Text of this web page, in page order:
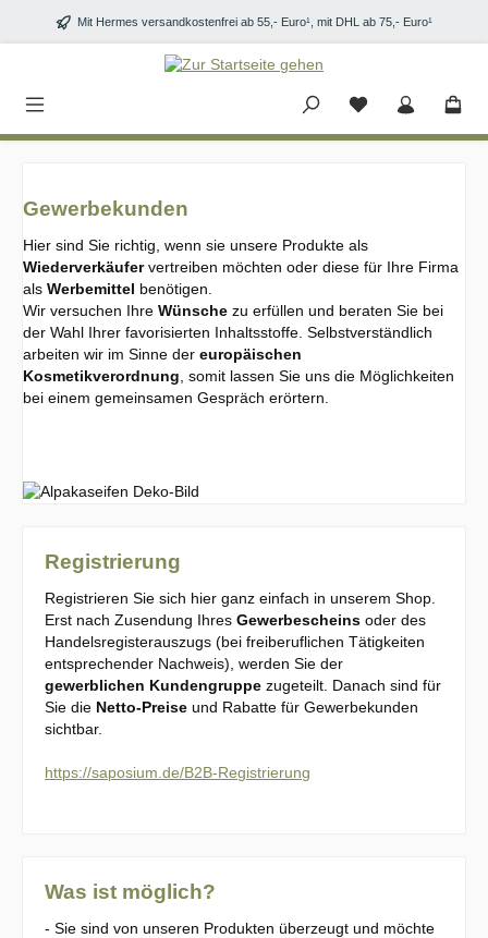
Zum Hauptinhalt springen
Mit Hermes versandkostenfrei ab 55,- Euro¹, mit DHL ab 75,- Euro¹
Gewerbekunden
Hier sind Sie richtig, wenn sie unsere Produkte als
Wiederverkäufervertreiben möchten oder diese für Ihre Firma
als Werbemittel
benötigen.
Wir versuchen Ihre Wünsche zu erfüllen und beraten Sie bei
der Wahl Ihrer favorisierten Inhaltsstoffe. Selbstverständlich
arbeiten wir im Sinne der europäischen
Kosmetikverordnung, somit lassen Sie uns die Möglichkeiten
bei einem gemeinsamen Gespräch erörtern.
Registrierung
Registrieren Sie sich hier ganz einfach in unserem Shop.
Erst nach Zusendung Ihres Gewerbescheins oder des
Handelsregisterauszugs (bei freiberuflichen Tätigkeiten
entsprechender Nachweis), werden Sie der
gewerblichen Kundengruppe zugeteilt. Danach sind für
Sie die Netto-Preise und Rabatte für Gewerbekunden
sichtbar.
https://saposium.de/B2B-Registrierung
Was ist möglich?
- Sie sind von unseren Produkten überzeugt und möchte